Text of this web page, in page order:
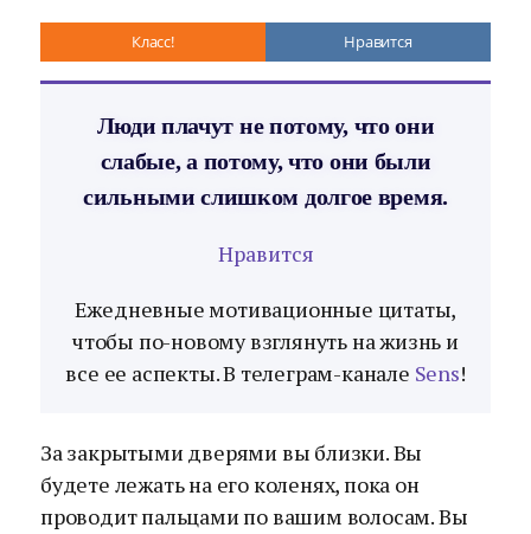
Класс! Нравится
Люди плачут не потому, что они
слабые, а потому, что они были
сильными слишком долгое время.
Нравится
Ежедневные мотивационные цитаты,
чтобы по-новому взглянуть на жизнь и
все ее аспекты. В телеграм-канале Sens!
За закрытыми дверями вы близки. Вы
будете лежать на его коленях, пока он
проводит пальцами по вашим волосам. Вы